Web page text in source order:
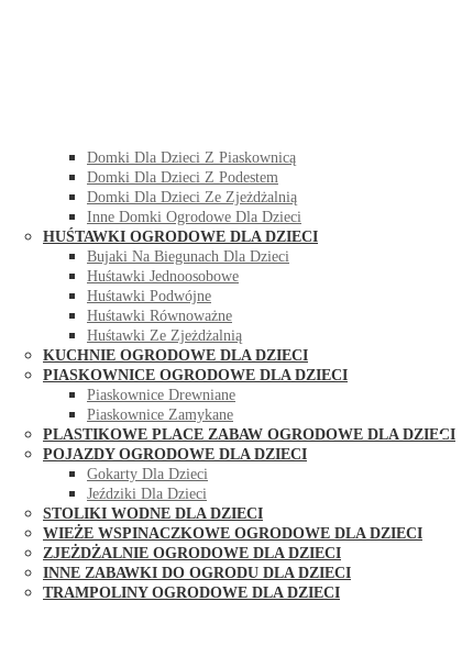
Domki Dla Dzieci Z Piaskownicą
Domki Dla Dzieci Z Podestem
Domki Dla Dzieci Ze Zjeżdżalnią
Inne Domki Ogrodowe Dla Dzieci
HUŚTAWKI OGRODOWE DLA DZIECI
Bujaki Na Biegunach Dla Dzieci
Huśtawki Jednoosobowe
Huśtawki Podwójne
Huśtawki Równoważne
Huśtawki Ze Zjeżdżalnią
KUCHNIE OGRODOWE DLA DZIECI
PIASKOWNICE OGRODOWE DLA DZIECI
Piaskownice Drewniane
Piaskownice Zamykane
PLASTIKOWE PLACE ZABAW OGRODOWE DLA DZIECI
POJAZDY OGRODOWE DLA DZIECI
Gokarty Dla Dzieci
Jeździki Dla Dzieci
STOLIKI WODNE DLA DZIECI
WIEŻE WSPINACZKOWE OGRODOWE DLA DZIECI
ZJEŻDŻALNIE OGRODOWE DLA DZIECI
INNE ZABAWKI DO OGRODU DLA DZIECI
TRAMPOLINY OGRODOWE DLA DZIECI